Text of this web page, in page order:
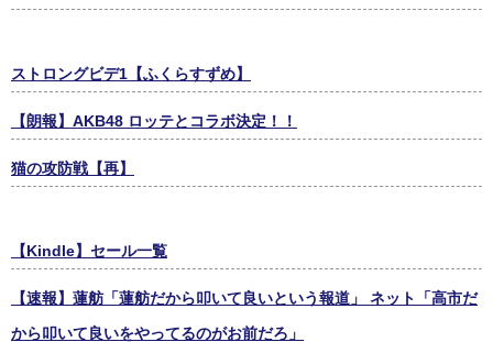
ストロングビデ1【ふくらすずめ】
【朗報】AKB48 ロッテとコラボ決定！！
猫の攻防戦【再】
【Kindle】セール一覧
【速報】蓮舫「蓮舫だから叩いて良いという報道」 ネット「高市だ
から叩いて良いをやってるのがお前だろ」